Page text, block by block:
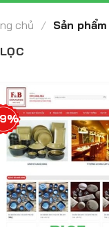
chủ / Sản
LỌC